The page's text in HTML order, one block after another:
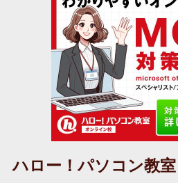
ハロー！パソコン教室